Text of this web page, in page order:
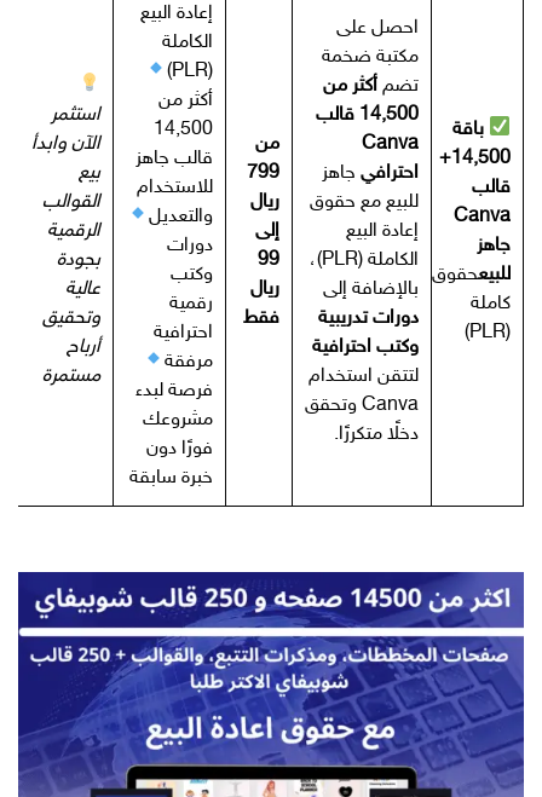
باقة
14,500+
قالب
Canva
جاهز
للبيعحقوق
كاملة
(PLR)
احصل على
مكتبة ضخمة
تضم أكثر من
14,500 قالب
Canva
احترافي جاهز
للبيع مع حقوق
إعادة البيع
الكاملة (PLR)،
بالإضافة إلى
دورات تدريبية
وكتب احترافية
لتتقن استخدام
Canva وتحقق
دخلًا متكررًا.
من
799
ريال
إلى
99
ريال
فقط
إعادة البيع
الكاملة
(PLR)
أكثر من
14,500
قالب جاهز
للاستخدام
والتعديل
دورات
وكتب
رقمية
احترافية
مرفقة
فرصة لبدء
مشروعك
فورًا دون
خبرة سابقة
استثمر
الآن وابدأ
بيع
القوالب
الرقمية
بجودة
عالية
وتحقيق
أرباح
مستمرة